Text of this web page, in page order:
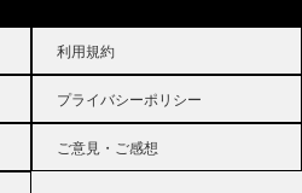
利用規約
プライバシーポリシー
ご意見・ご感想